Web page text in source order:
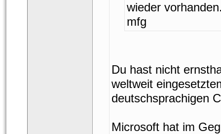
wieder
mfg
Du hast nicht
weltweit
deutschsprachigen
Microsoft hat im